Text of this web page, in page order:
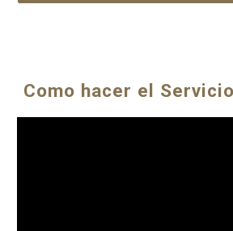
Como hacer el